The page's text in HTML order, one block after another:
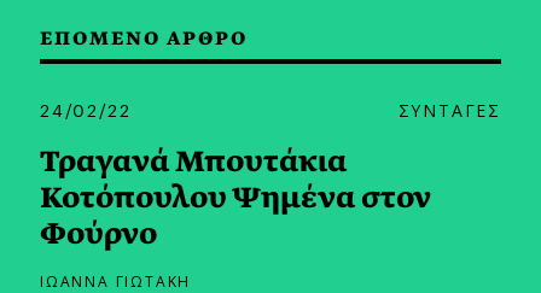
ΕΠΟΜΕΝΟ ΑΡΘΡΟ
24/02/22 ΣΥΝΤΑΓΕΣ
Τραγανά Μπουτάκια
Κοτόπουλου Ψημένα στον
Φούρνο
ΙΩΑΝΝΑ ΓΙΩΤΑΚΗ